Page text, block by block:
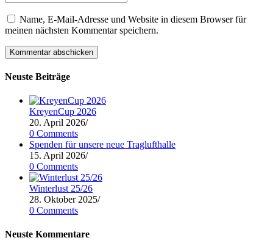
Name, E-Mail-Adresse und Website in diesem Browser für
meinen nächsten Kommentar speichern.
Neuste Beiträge
KreyenCup 2026
20. April 2026/
0 Comments
Spenden für unsere neue Traglufthalle
15. April 2026/
0 Comments
Winterlust 25/26
28. Oktober 2025/
0 Comments
Neuste Kommentare